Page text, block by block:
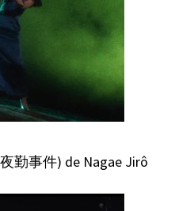
夜勤事件) de Nagae Jirô